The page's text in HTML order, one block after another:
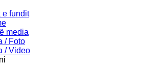
e fundit
media
/ Foto
/ Video